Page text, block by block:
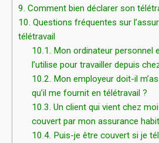
9. Comment bien déclarer son
10. Questions fréquentes sur
télétravail
10.1. Mon ordinateur personnel
l’utilise pour travailler depuis
10.2. Mon employeur doit-il
qu’il me fournit en télétravail ?
10.3. Un client qui vient chez
couvert par mon assurance
10.4. Puis-je être couvert si je